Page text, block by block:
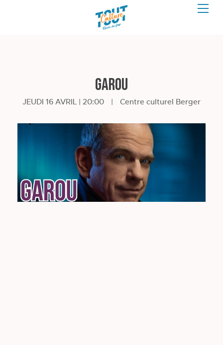
Garou
JEUDI 16 AVRIL | 20:00 | Centre culturel Berger